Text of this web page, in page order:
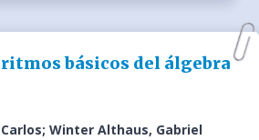
básicos del álgebra
Winter Althaus, Gabriel